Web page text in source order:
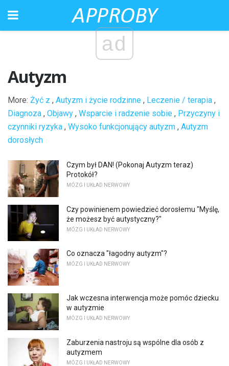
ad
Autyzm
More: Żyć z , Autyzm i życie rodzinne , Leczenie / terapia ,
Diagnoza , Objawy , Wsparcie i radzenie sobie , Przyczyny i
czynniki ryzyka , Wysoko funkcjonujący autyzm , Autyzm
dorosłych
Czym był DAN! (Pokonaj Autyzm teraz)
Protokół?
MÓZG I UKŁAD NERWOWY
Czy powinienem powiedzieć dorosłemu "Myślę,
że możesz być autystyczny?"
MÓZG I UKŁAD NERWOWY
Co oznacza "łagodny autyzm"?
MÓZG I UKŁAD NERWOWY
Jak wczesna interwencja może pomóc dziecku
w autyzmie
MÓZG I UKŁAD NERWOWY
Zaburzenia nastroju są wspólne dla osób z
autyzmem
MÓZG I UKŁAD NERWOWY